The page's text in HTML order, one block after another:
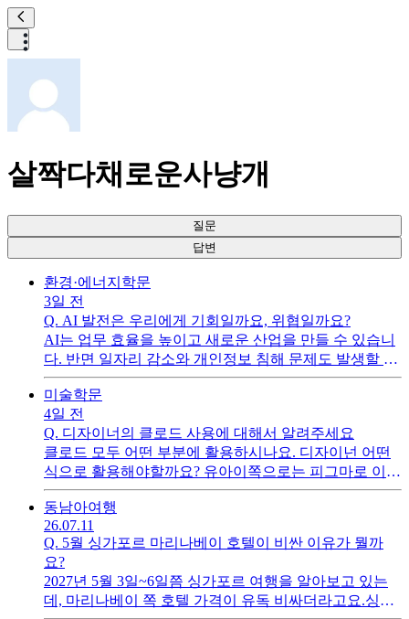
살짝다채로운사냥개
질문
답변
환경·에너지 학문
3일 전
Q. AI 발전은 우리에게 기회일까요, 위협일까요?
AI는 업무 효율을 높이고 새로운 산업을 만들 수 있습니
다. 반면 일자리 감소와 개인정보 침해 문제도 발생할 수
있습니다. 저는 AI를 막기보다는 안전한 기준을 만들고
올바르게 활용해야 한다고 생각합니다. 다들 어떻게 생
각하는지 궁금랍니다
미술학문
4일 전
Q. 디자이너의 클로드 사용에 대해서 알려주세요
클로드 모두 어떤 부분에 활용하시나요. 디자이넌 어떤
식으로 활용해야할까요? 유아이쪽으로는 피그마로 이용
을 많이 한다던데 많은 추천 부탁합니다
동남아여행
26.07.11
Q. 5월 싱가포르 마리나베이 호텔이 비싼 이유가 뭘까
요?
2027년 5월 3일~6일쯤 싱가포르 여행을 알아보고 있는
데, 마리나베이 쪽 호텔 가격이 유독 비싸더라고요.싱가